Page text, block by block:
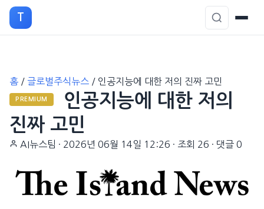
T
홈 / 글로벌주식뉴스 / 인공지능에 대한 저의 진짜 고민
PREMIUM
인공지능에 대한 저의
진짜 고민
AI뉴스팀 · 2026년 06월 14일 12:26 · 조회 26 · 댓글 0